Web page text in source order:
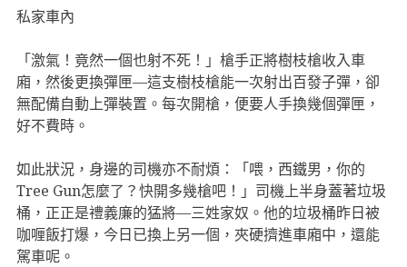
私家車內
「激氣！竟然一個也射不死！」槍手正將樹枝槍收入車
廂，然後更換彈匣—這支樹枝槍能一次射出百發子彈，卻
無配備自動上彈裝置。每次開槍，便要人手換幾個彈匣，
好不費時。
如此狀況，身邊的司機亦不耐煩：「喂，西鐵男，你的
Tree Gun怎麼了？快開多幾槍吧！」司機上半身蓋著垃圾
桶，正正是禮義廉的猛將—三姓家奴。他的垃圾桶昨日被
咖喱飯打爆，今日已換上另一個，夾硬擠進車廂中，還能
駕車呢。